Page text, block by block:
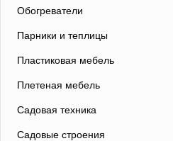
Обогреватели
Парники и теплицы
Пластиковая мебель
Плетеная мебель
Садовая техника
Садовые строения